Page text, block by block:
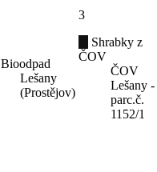
Bioodpad
Lešany
(Prostějov)
3
Shrabky z
ČOV
ČOV
Lešany -
parc.č.
1152/1